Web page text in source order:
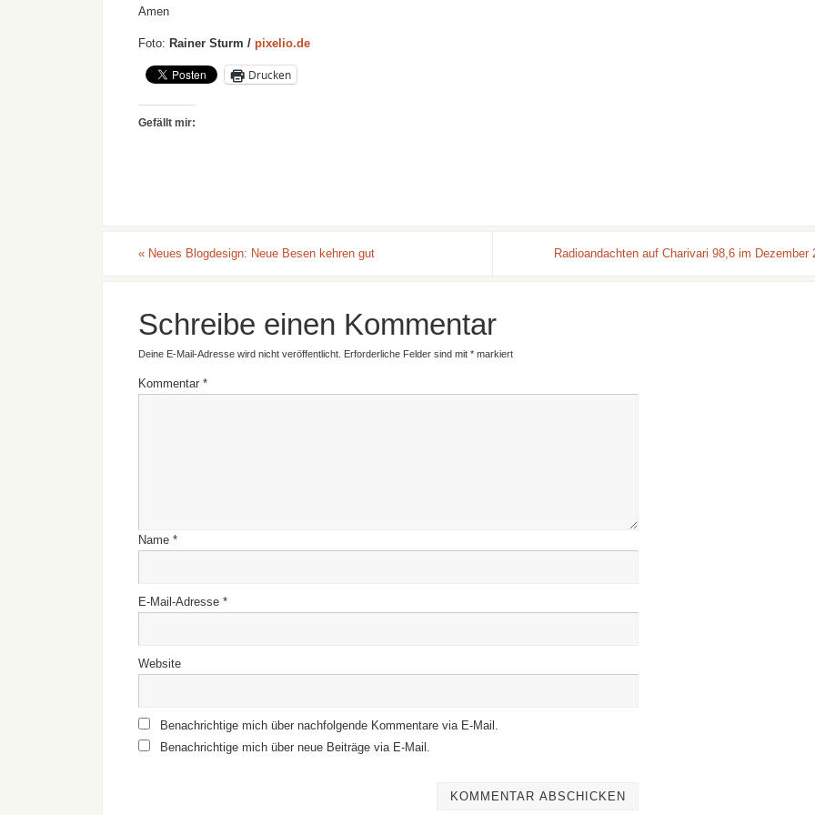
Amen
Foto: Rainer Sturm / pixelio.de
Drucken
Gefällt mir:
« Neues Blogdesign: Neue Besen kehren gut Radioandachten auf Charivari 98,6 im Dezember
Schreibe einen Kommentar
Deine E-Mail-Adresse wird nicht veröffentlicht. Erforderliche Felder sind mit * markiert
Kommentar *
Name *
E-Mail-Adresse *
Website
Benachrichtige mich über nachfolgende Kommentare via E-Mail.
Benachrichtige mich über neue Beiträge via E-Mail.